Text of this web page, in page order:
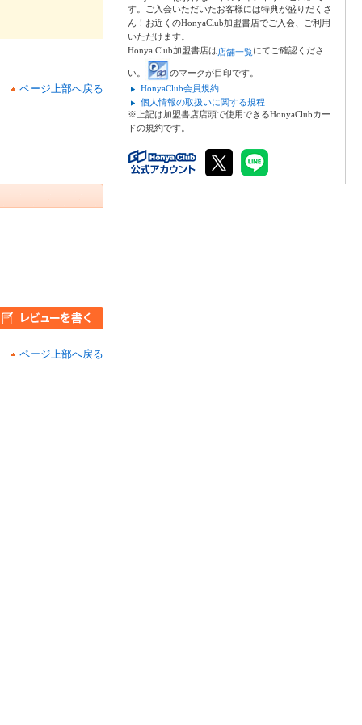
ページ上部へ戻る
ページ上部へ戻る
す。ご入会いただいたお客様には特典が盛りだくさ
ん！お近くのHonyaClub加盟書店でご入会、ご利用
いただけます。
Honya Club加盟書店は店舗一覧にてご確認くださ
い。
のマークが目印です。
HonyaClub会員規約
個人情報の取扱いに関する規程
※上記は加盟書店店頭で使用できるHonyaClubカー
ドの規約です。